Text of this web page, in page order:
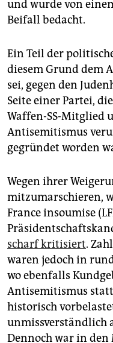
und wurde von
Beifall bedacht.
Ein Teil der
diesem Grund dem
sei, gegen den
Seite einer Partei,
Waffen-SS-Mitglied
Antisemitismus
gegründet worden
Wegen ihrer
mitzumarschieren,
France insoumise
scharf kritisiert.
waren jedoch in
wo ebenfalls
Antisemitismus
historisch
unmissverständlich
Dennoch war in den